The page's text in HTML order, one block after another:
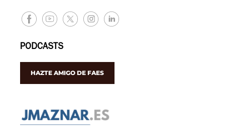
PODCASTS
HAZTE AMIGO DE FAES